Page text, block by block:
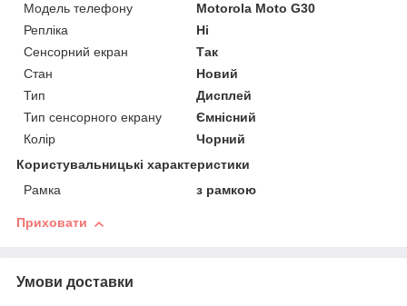
Модель телефону
Motorola Moto G30
Репліка
Ні
Сенсорний екран
Так
Стан
Новий
Тип
Дисплей
Тип сенсорного екрану
Ємнісний
Колір
Чорний
Користувальницькі характеристики
Рамка
з рамкою
Приховати
Умови доставки